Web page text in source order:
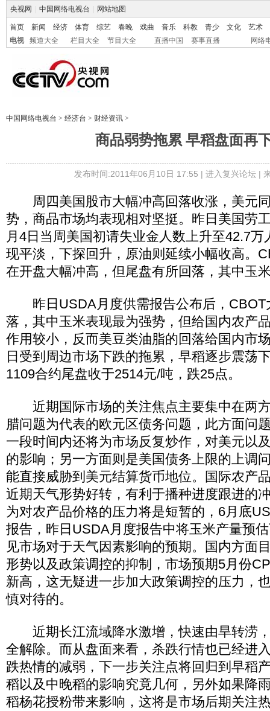
央视网 中国网络电视台 网站地图
首页 新闻 经济 体育 综艺 春晚 戏曲 音乐 科教 青少 文化
艺术
电视
频道大全 栏目大全 节目大全 直播中国 赛事直播 网络
中国网络电视台 > 经济台 > 财经资讯 >
商品弱势拖累 早稻盘面再
发布时间:2011年06月10日 17:55 | 进入复兴论坛|
周四美国股市大幅冲高回落收涨，美元
势，商品市场均表现相对坚挺。昨日美国劳
月4日当周美国初请失业金人数上升至42.7
现平淡，下探回升，原油则延续小幅收高。
在开盘大幅冲高，但尾盘有所回落，其中玉
昨日USDA月度供需报告公布后，CBOT
落，其中玉米表现最为强势，但给国内农产
作用较小，反而美豆类油脂的回落给国内市
日受到周边市场下跌的拖累，早稻逐步震荡
1109合约尾盘收于2514元/吨，跌25点。
近期国际市场的关注焦点主要集中在两
腊问题为代表的欧元区债务问题，此方面问
一段时间内还将为市场反复炒作，对美元以
的影响；另一方面则是美国债务上限的上调
能直接威胁到美元结算货币地位。国际农产
近期天气形势好转，有利于播种进度跟进的
为对农产品价格的压力将是短暂的，6月底
报告，昨日USDA月度报告中将玉米产量预
见市场对于天气因素影响的预期。国内方面
形势以及政策调控的抑制，市场预期5月份
新高，这无疑进一步加大政策调控的压力，
慎对待的。
近期长江流域降水激增，快速由旱转涝
全解除。而从盘面来看，杀跌行情也已经进
跌热情的减弱，下一步关注点将回归到早稻
稻以及中晚稻的影响究竟几何，另外如果降
稻杨花授粉带来影响，这将是市场后期关注